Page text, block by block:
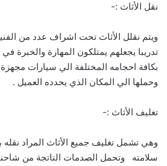
نقل الأثاث :-
ويتم نقلل الأثاث تحت اشراف عدد من
تدريبا يجعلهم يمتلكون المهارة والخبرة
بكافة احجامه المختلفة الي سيارات
وحملها الي المكان الذي يحدده العميل .
تغليف الأثاث :-
وهي تشمل تغليف جميع الأثاث المراد
سلامته وتحمل الصدمات الناتجة من